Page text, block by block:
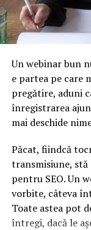
Un webinar bun
e partea pe care
pregătire, aduni
înregistrarea
mai deschide
Păcat, fiindcă
transmisiune, stă
pentru SEO. Un
vorbite, câteva
Toate astea pot
întregi, dacă le